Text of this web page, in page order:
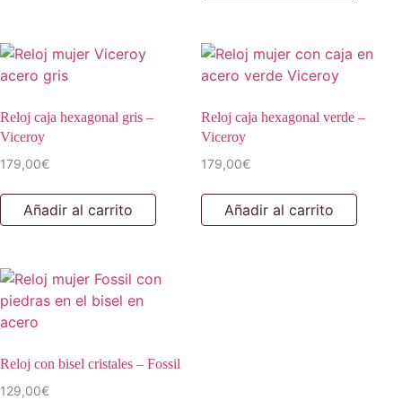
Reloj caja hexagonal gris –
Viceroy
179,00€
Añadir al carrito
Reloj caja hexagonal verde –
Viceroy
179,00€
Añadir al carrito
Reloj con bisel cristales – Fossil
129,00€